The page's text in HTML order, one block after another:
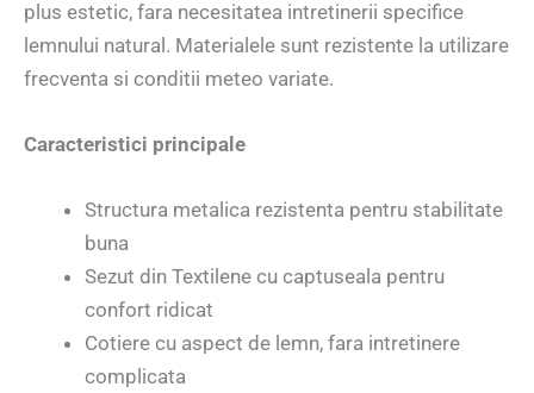
plus estetic, fara necesitatea intretinerii specifice
lemnului natural. Materialele sunt rezistente la utilizare
frecventa si conditii meteo variate.
Caracteristici principale
Structura metalica rezistenta pentru stabilitate
buna
Sezut din Textilene cu captuseala pentru
confort ridicat
Cotiere cu aspect de lemn, fara intretinere
complicata